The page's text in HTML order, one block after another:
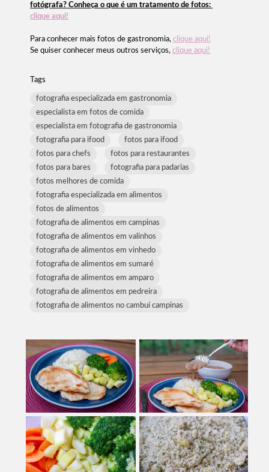
fotógrafa? Conheça o que é um tratamento de fotos:
clique aqui!
Para conhecer mais fotos de gastronomia, clique aqui!
Se quiser conhecer meus outros serviços, clique aqui!
Tags
fotografia especializada em gastronomia
especialista em fotos de comida
especialista em fotografia de gastronomia
fotografia para ifood
fotos para ifood
fotos para chefs
fotos para restaurantes
fotos para bares
fotografia para padarias
fotos melhores de comida
fotografia especializada em alimentos
fotos de alimentos
fotografia de alimentos em campinas
fotografia de alimentos em valinhos
fotografia de alimentos em vinhedo
fotografia de alimentos em sumaré
fotografia de alimentos em amparo
fotografia de alimentos em pedreira
fotografia de alimentos no cambuí campinas